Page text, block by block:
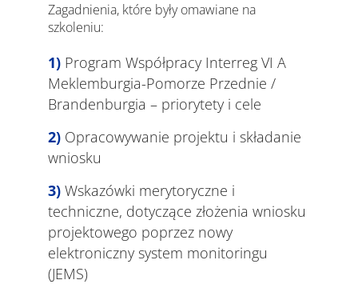
Zagadnienia, które były omawiane na
szkoleniu:
Program Współpracy Interreg VI A
Meklemburgia-Pomorze Przednie /
Brandenburgia – priorytety i cele
Opracowywanie projektu i składanie
wniosku
Wskazówki merytoryczne i
techniczne, dotyczące złożenia wniosku
projektowego poprzez nowy
elektroniczny system monitoringu
(JEMS)